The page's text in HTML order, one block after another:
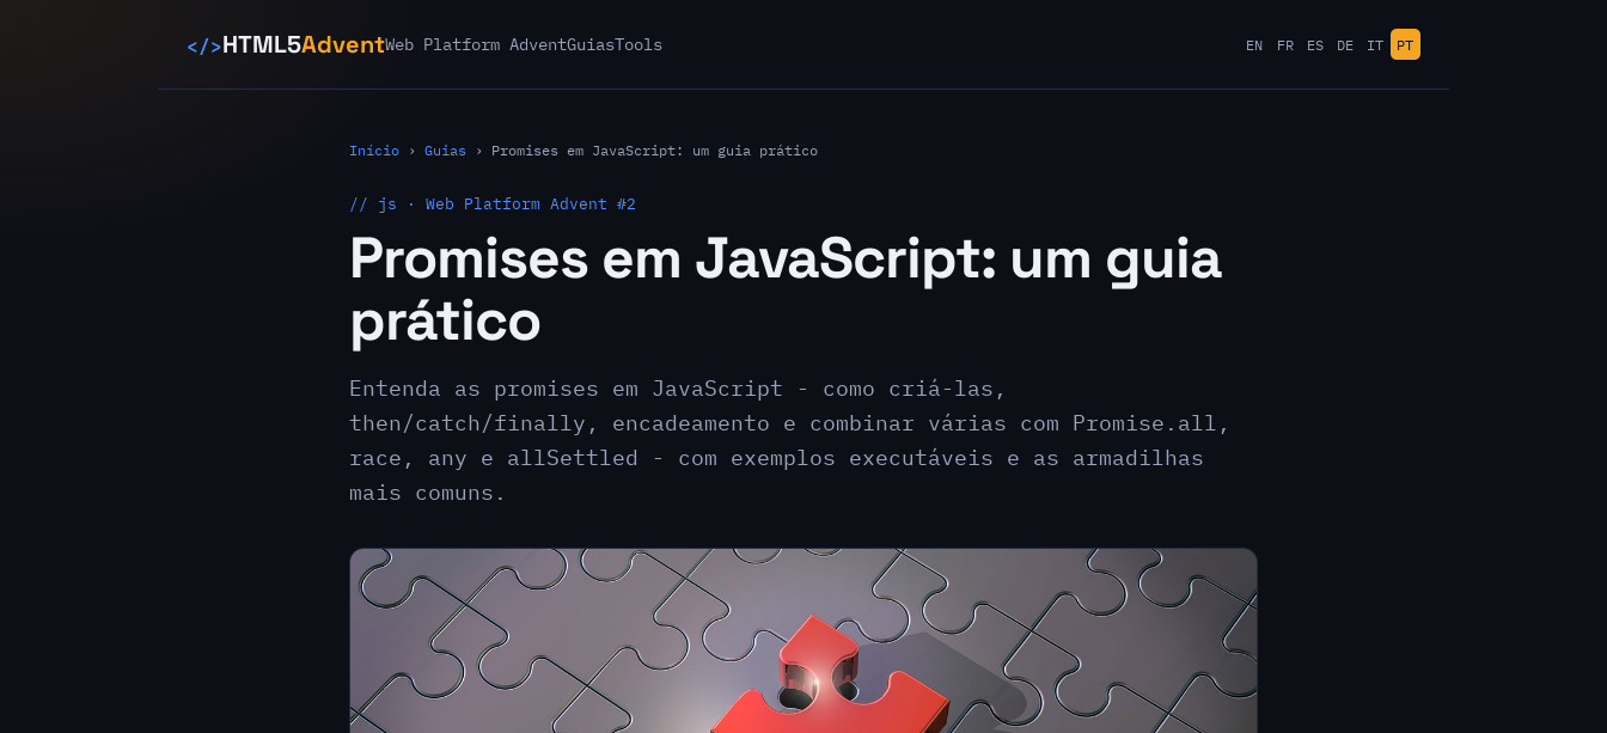
</>HTML5AdventWeb Platform AdventGuiasTools EN FR ES DE IT PT
Início › Guias › Promises em JavaScript: um guia prático
// js · Web Platform Advent #2
Promises em JavaScript: um guia
prático
Entenda as promises em JavaScript - como criá-las,
then/catch/finally, encadeamento e combinar várias com Promise.all,
race, any e allSettled - com exemplos executáveis e as armadilhas
mais comuns.